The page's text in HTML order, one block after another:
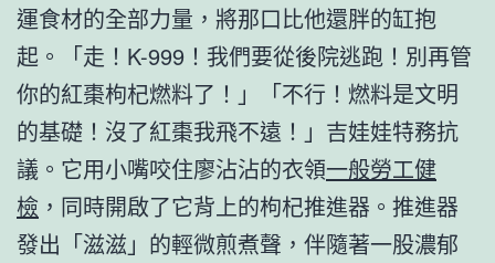
運食材的全部力量，將那口比他還胖的缸抱
起。「走！K-999！我們要從後院逃跑！別再管
你的紅棗枸杞燃料了！」「不行！燃料是文明
的基礎！沒了紅棗我飛不遠！」吉娃娃特務抗
議。它用小嘴咬住廖沾沾的衣領一般勞工健
檢 ，同時開啟了它背上的枸杞推進器。推進器
發出「滋滋」的輕微煎煮聲，伴隨著一股濃郁